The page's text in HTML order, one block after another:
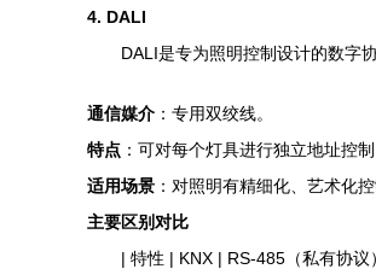
4. DALI
DALI是专为照明控制设计的数字
通信媒介 ：专用双绞线。
特点 ：可对每个灯具进行独立地址控
适用场景 ：对照明有精细化、艺术化
主要区别对比
| 特性 | KNX | RS-485（私有协